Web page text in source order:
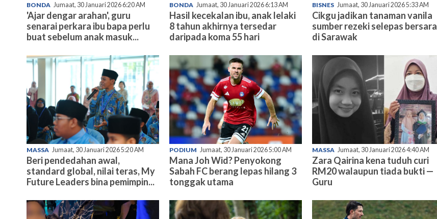
BONDA Jumaat, 30 Januari 2026 6:20 AM
'Ajar dengar arahan', guru
senarai perkara ibu bapa perlu
buat sebelum anak masuk...
BONDA Jumaat, 30 Januari 2026 6:13 AM
Hasil kecekalan ibu, anak lelaki
8 tahun akhirnya tersedar
daripada koma 55 hari
BISNES Jumaat, 30 Januari 2026 5:33 AM
Cikgu jadikan tanaman vanila
sumber rezeki selepas bersara
di Sarawak
MASSA Jumaat, 30 Januari 2026 5:20 AM
Beri pendedahan awal,
standard global, nilai teras, My
Future Leaders bina pemimpin...
PODIUM Jumaat, 30 Januari 2026 5:00 AM
Mana Joh Wid? Penyokong
Sabah FC berang lepas hilang 3
tonggak utama
MASSA Jumaat, 30 Januari 2026 4:40 AM
Zara Qairina kena tuduh curi
RM20 walaupun tiada bukti —
Guru